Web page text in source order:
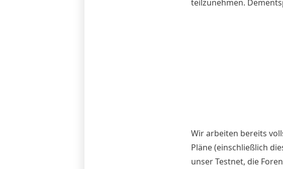
teilzunehmen.
Wir arbeiten bereits
Pläne (einschließlich
unser Testnet, die